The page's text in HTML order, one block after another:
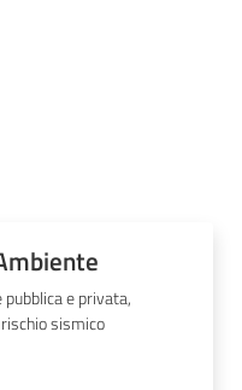
e privata,
sismico